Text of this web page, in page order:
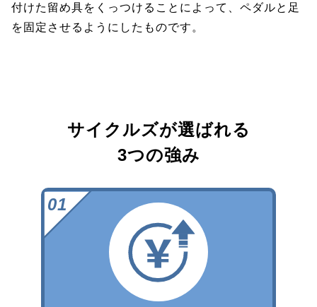
付けた留め具をくっつけることによって、ペダルと足
を固定させるようにしたものです。
サイクルズが選ばれる
3つの強み